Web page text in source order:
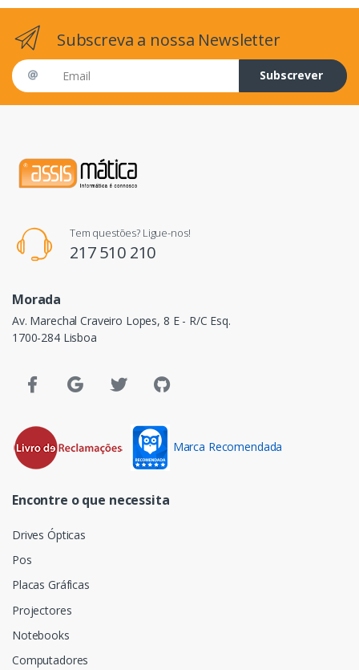
Subscreva a nossa Newsletter
Email address
Subscrever
Tem questões? Ligue-nos!
217 510 210
Morada
Av. Marechal Craveiro Lopes, 8 E - R/C Esq.
1700-284 Lisboa
Marca Recomendada
Encontre o que necessita
Drives Ópticas
Pos
Placas Gráficas
Projectores
Notebooks
Computadores